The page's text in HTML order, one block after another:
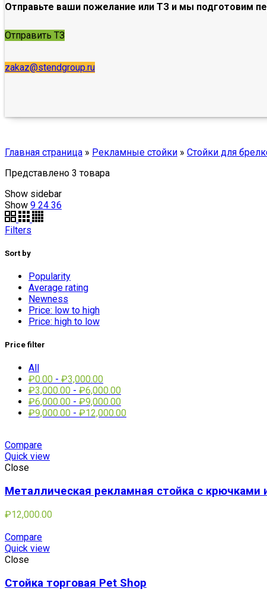
Отправьте ваши пожелание или ТЗ и мы подготовим
Отправить ТЗ
zakaz@stendgroup.ru
Главная страница » Рекламные стойки » Стойки для
Представлено 3 товара
Show sidebar
Show 9 24 36
Filters
Sort by
Popularity
Average rating
Newness
Price: low to high
Price: high to low
Price filter
All
₽0.00 - ₽3,000.00
₽3,000.00 - ₽6,000.00
₽6,000.00 - ₽9,000.00
₽9,000.00 - ₽12,000.00
Compare
Quick view
Close
Металлическая рекламная стойка с крючками
₽12,000.00
Compare
Quick view
Close
Стойка торговая Pet Shop